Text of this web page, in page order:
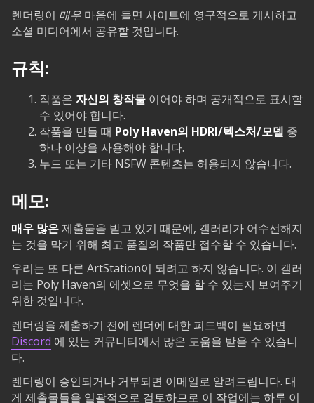
렌더링이 매우 마음에 들면 사이트에 영구적으로 게시하고
소셜 미디어에서 공유할 것입니다.
규칙:
작품은 자신의 창작물 이어야 하며 공개적으로 표시할
수 있어야 합니다.
작품을 만들 때 Poly Haven의 HDRI/텍스처/모델 중
하나 이상을 사용해야 합니다.
누드 또는 기타 NSFW 콘텐츠는 허용되지 않습니다.
메모:
매우 많은제출물을 받고 있기 때문에, 갤러리가 어수선해지
는 것을 막기 위해 최고 품질의 작품만 접수할 수 있습니다.
우리는 또 다른 ArtStation이 되려고 하지 않습니다. 이 갤러
리는 Poly Haven의 에셋으로 무엇을 할 수 있는지 보여주기
위한 것입니다.
렌더링을 제출하기 전에 렌더에 대한 피드백이 필요하면
Discord 에 있는 커뮤니티에서 많은 도움을 받을 수 있습니
다.
렌더링이 승인되거나 거부되면 이메일로 알려드립니다. 대
게 제출물들을 일괄적으로 검토하므로 이 작업에는 하루 이